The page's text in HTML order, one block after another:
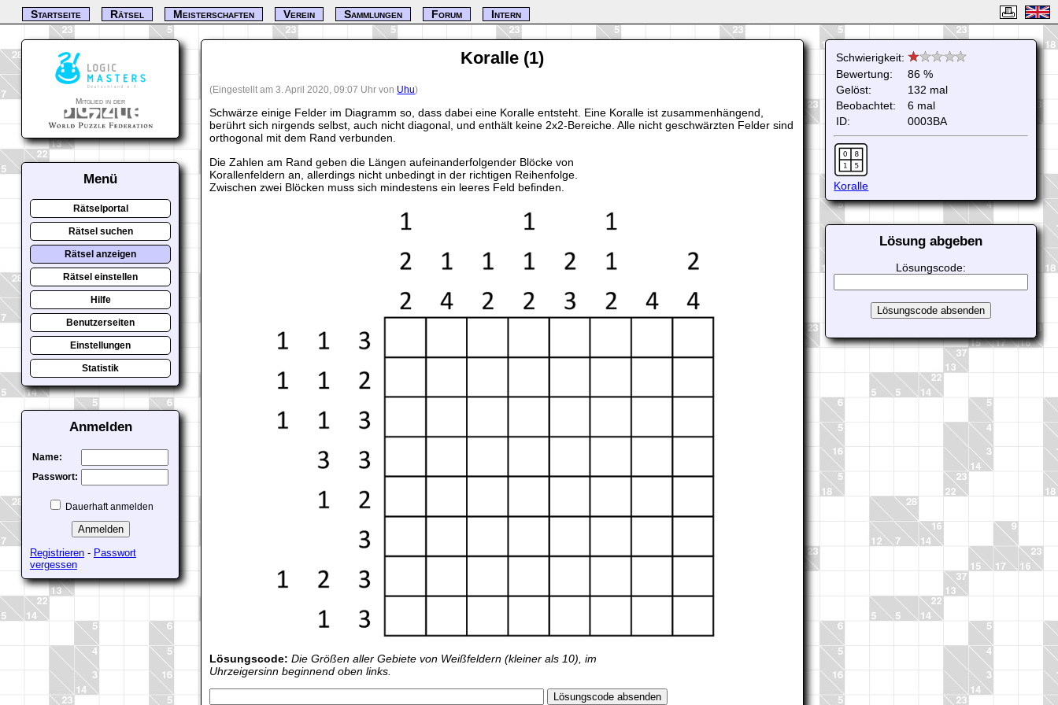
Koralle (1)
(Eingestellt am 3. April 2020, 09:07 Uhr von Uhu)
Schwärze einige Felder im Diagramm so, dass dabei eine Koralle entsteht. Eine Koralle ist zusammenhängend,
berührt sich nirgends selbst, auch nicht diagonal, und enthält keine 2x2-Bereiche. Alle nicht geschwärzten Felder sind
orthogonal mit dem Rand verbunden.
Die Zahlen am Rand geben die Längen aufeinanderfolgender Blöcke von
Korallenfeldern an, allerdings nicht unbedingt in der richtigen Reihenfolge.
Zwischen zwei Blöcken muss sich mindestens ein leeres Feld befinden.
Lösungscode: Die Größen aller Gebiete von Weißfeldern (kleiner als 10), im
Uhrzeigersinn beginnend oben links.
Schwierigkeit:
Bewertung:
86 %
Gelöst:
132 mal
Beobachtet:
6 mal
ID:
0003BA
Koralle
Lösung abgeben
Lösungscode:
Startseite Rätsel Meisterschaften Verein Sammlungen Forum Intern
Mitglied in der
Menü
Rätselportal
Rätsel suchen
Rätsel anzeigen
Rätsel einstellen
Hilfe
Benutzerseiten
Einstellungen
Statistik
Anmelden
Name:
Passwort:
Dauerhaft anmelden
Registrieren- Passwort
vergessen